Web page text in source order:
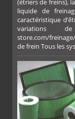
(étriers de freins),
liquide de
caractéristique
variations de
store.com/
de frein Tous les